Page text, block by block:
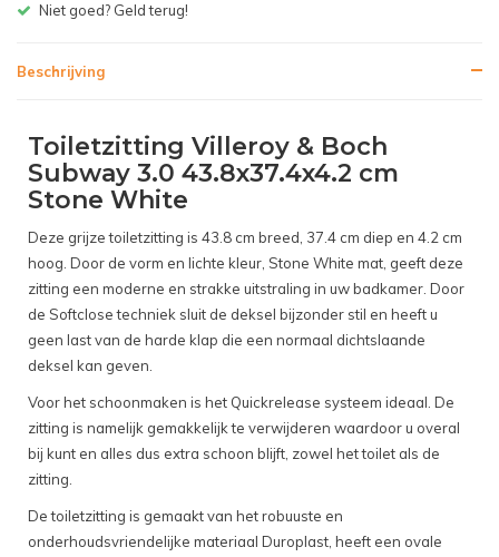
Gratis bezorgen v.a. € 150,- (NL)
Beschrijving
Toiletzitting Villeroy & Boch
Subway 3.0 43.8x37.4x4.2 cm
Stone White
Deze grijze toiletzitting is 43.8 cm breed, 37.4 cm diep en 4.2 cm
hoog. Door de vorm en lichte kleur, Stone White mat, geeft deze
zitting een moderne en strakke uitstraling in uw badkamer. Door
de Softclose techniek sluit de deksel bijzonder stil en heeft u
geen last van de harde klap die een normaal dichtslaande
deksel kan geven.
Voor het schoonmaken is het Quickrelease systeem ideaal. De
zitting is namelijk gemakkelijk te verwijderen waardoor u overal
bij kunt en alles dus extra schoon blijft, zowel het toilet als de
zitting.
De toiletzitting is gemaakt van het robuuste en
onderhoudsvriendelijke materiaal Duroplast, heeft een ovale